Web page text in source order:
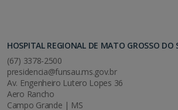
HOSPITAL REGIONAL DE MATO GROSSO DO
(67) 3378-2500
presidencia@funsau.ms.gov.br
Av. Engenheiro Lutero Lopes 36
Aero Rancho
Campo Grande | MS